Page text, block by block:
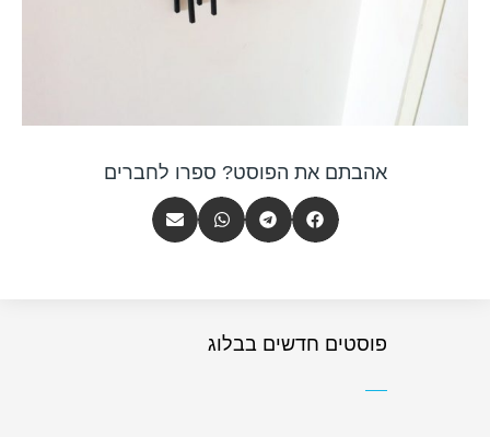
אהבתם את הפוסט? ספרו לחברים
פוסטים חדשים בבלוג